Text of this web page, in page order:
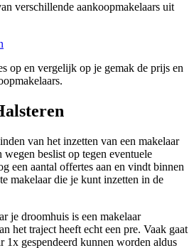
verschillende aankoopmakelaars uit
op en vergelijk op je gemak de prijs en
van het inzetten van een makelaar
beslist op tegen eventuele
een aantal offertes aan en vindt binnen
makelaar die je kunt inzetten in de
je droomhuis is een makelaar
het traject heeft echt een pre. Vaak gaat
1x gespendeerd kunnen worden aldus